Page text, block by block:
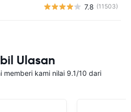
7.8 (11503)
Ulasan
memberi kami nilai 9.1/10 dari